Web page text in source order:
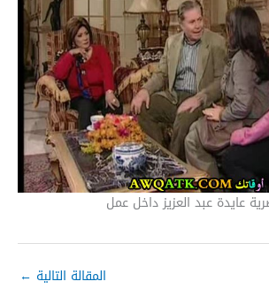
عايدة عبد العزيز داخل عمل
المقالة التالية ←